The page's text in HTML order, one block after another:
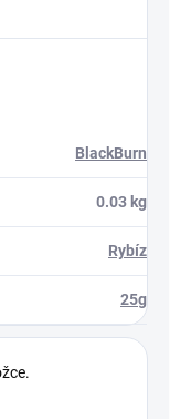
BlackBurn
0.03 kg
Rybíz
25g